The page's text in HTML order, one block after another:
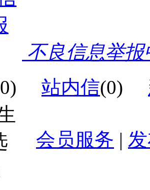
不良信息举报
0) 站内信(0)
会员服务 |